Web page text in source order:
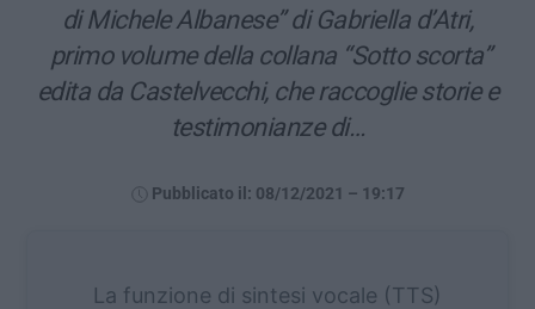
di Michele Albanese” di Gabriella d’Atri,
primo volume della collana “Sotto scorta”
edita da Castelvecchi, che raccoglie storie e
testimonianze di…
Pubblicato il: 08/12/2021 – 19:17
La funzione di sintesi vocale (TTS)